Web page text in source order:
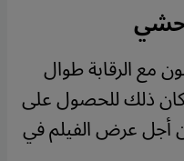
مع الرقابة طوال
ذلك للحصول على
أجل عرض الفيلم في